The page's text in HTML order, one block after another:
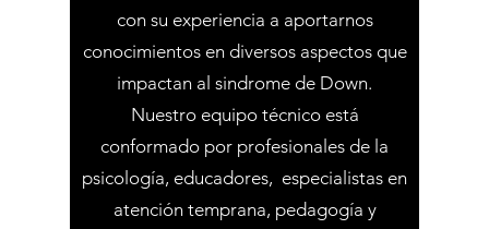
con su experiencia a aportarnos
conocimientos en diversos aspectos que
impactan al sindrome de Down.
Nuestro equipo técnico está
conformado por profesionales de la
psicología, educadores, especialistas en
atención temprana, pedagogía y